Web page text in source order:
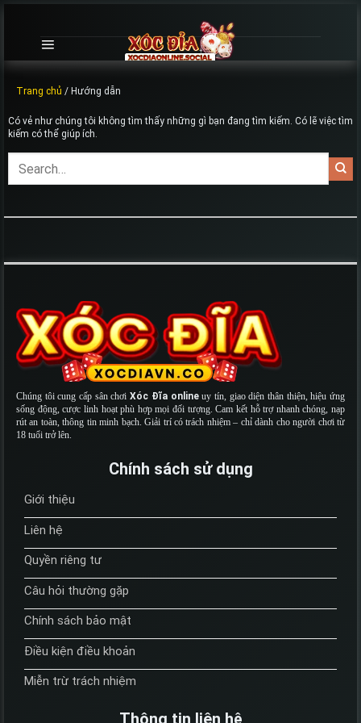
Trang chủ / Hướng dẫn
Có vẻ như chúng tôi không tìm thấy những gì bạn đang tìm kiếm. Có lẽ việc tìm
kiếm có thể giúp ích.
Chúng tôi cung cấp sân chơiXóc Đĩa onlineuy tín, giao diện thân thiện, hiệu ứng
sống động, cược linh hoạt phù hợp mọi đối tượng. Cam kết hỗ trợ nhanh chóng, nạp
rút an toàn, thông tin minh bạch. Giải trí có trách nhiệm – chỉ dành cho người chơi từ
18 tuổi trở lên.
Chính sách sử dụng
Giới thiệu
Liên hệ
Quyền riêng tư
Câu hỏi thường gặp
Chính sách bảo mật
Điều kiện điều khoản
Miễn trừ trách nhiệm